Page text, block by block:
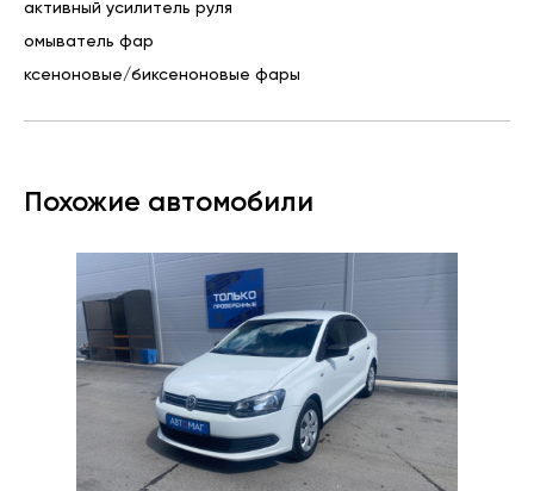
активный усилитель руля
омыватель фар
ксеноновые/биксеноновые фары
Похожие автомобили